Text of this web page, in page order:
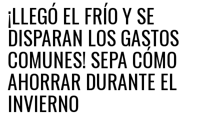
¡LLEGÓ EL FRÍO Y SE
DISPARAN LOS GASTOS
COMUNES! SEPA CÓMO
AHORRAR DURANTE EL
INVIERNO